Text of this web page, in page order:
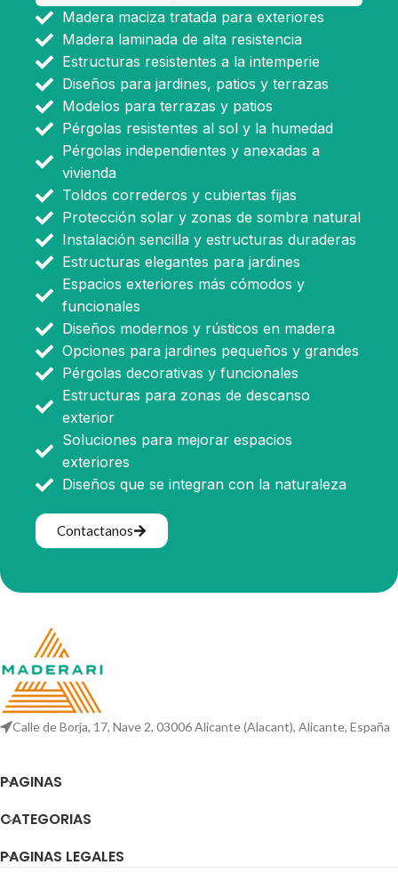
Madera maciza tratada para exteriores
Madera laminada de alta resistencia
Estructuras resistentes a la intemperie
Diseños para jardines, patios y terrazas
Modelos para terrazas y patios
Pérgolas resistentes al sol y la humedad
Pérgolas independientes y anexadas a
vivienda
Toldos correderos y cubiertas fijas
Protección solar y zonas de sombra natural
Instalación sencilla y estructuras duraderas
Estructuras elegantes para jardines
Espacios exteriores más cómodos y
funcionales
Diseños modernos y rústicos en madera
Opciones para jardines pequeños y grandes
Pérgolas decorativas y funcionales
Estructuras para zonas de descanso
exterior
Soluciones para mejorar espacios
exteriores
Diseños que se integran con la naturaleza
Contactanos
Calle de Borja, 17, Nave 2, 03006 Alicante (Alacant), Alicante, España
PAGINAS
CATEGORIAS
PAGINAS LEGALES